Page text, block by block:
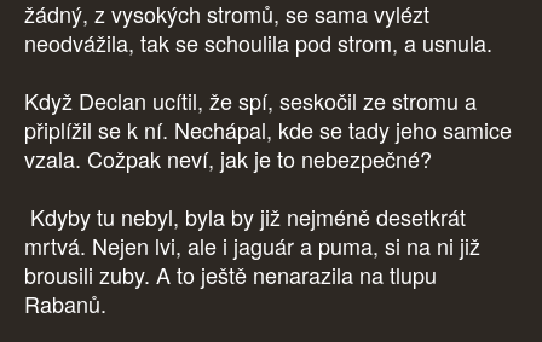
žádný, z vysokých stromů, se sama vylézt
neodvážila, tak se schoulila pod strom, a usnula.
Když Declan ucítil, že spí, seskočil ze stromu a
připlížil se k ní. Nechápal, kde se tady jeho samice
vzala. Cožpak neví, jak je to nebezpečné?
Kdyby tu nebyl, byla by již nejméně desetkrát
mrtvá. Nejen lvi, ale i jaguár a puma, si na ni již
brousili zuby. A to ještě nenarazila na tlupu
Rabanů.